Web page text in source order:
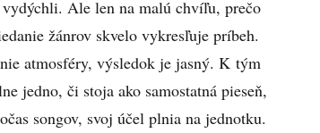
Ale len na malú chvíľu, prečo
žánrov skvelo vykresľuje príbeh.
atmosféry, výsledok je jasný. K tým
jedno, či stoja ako samostatná pieseň,
songov, svoj účel plnia na jednotku.